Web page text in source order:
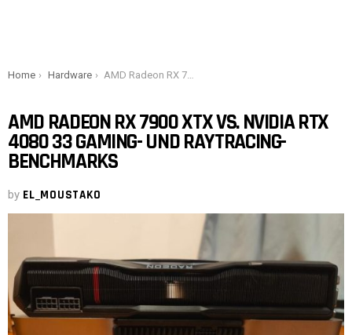
You are here:
Home Hardware AMD Radeon RX 7900 XTX vs. NVIDIA RTX 4080 33 Gaming- und Raytracing-Benchmarks
AMD RADEON RX 7900 XTX VS. NVIDIA RTX
4080 33 GAMING- UND RAYTRACING-
BENCHMARKS
by EL_MOUSTAKO